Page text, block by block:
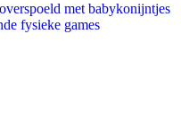
met babykonijntjes
fysieke games